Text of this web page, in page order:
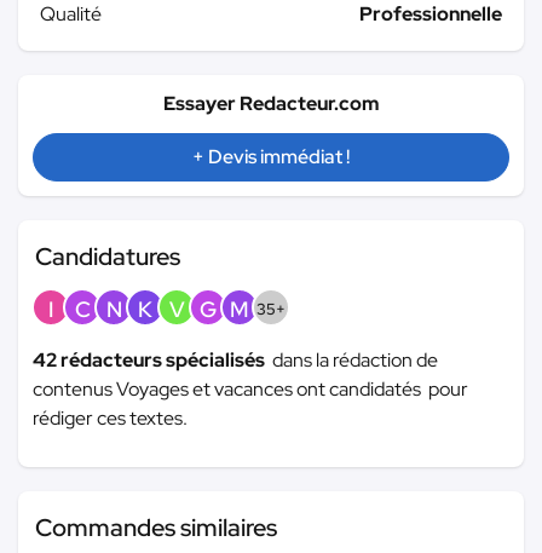
Qualité
Professionnelle
Essayer Redacteur.com
+ Devis immédiat !
Candidatures
I C N K V G M 35+
42 rédacteurs spécialisés dans la rédaction de
contenus Voyages et vacances ont candidatés pour
rédiger ces textes.
Commandes similaires